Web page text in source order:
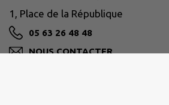
1, Place de la République
05 63 26 48 48
NOUS CONTACTER